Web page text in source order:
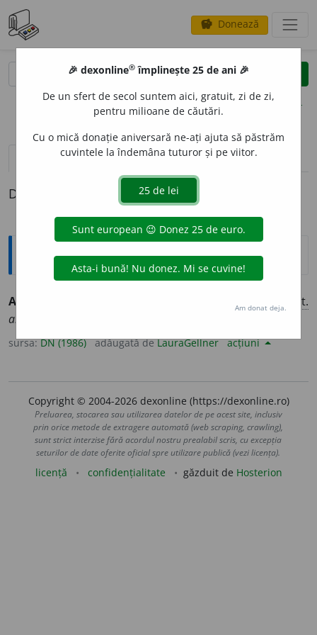
savings Donează
clear
opțiuni
definiții (1)
Definiția cu ID-ul 361903:
Explicative DEX
AMPOLOZIT
it.
ampolozità
sursa:DN (1986) adăugată deLauraGellner acțiuni
Copyright © 2004-2026 dexonline (https://dexonline.ro)
Preluarea, stocarea sau utilizarea datelor de pe acest site, inclusiv
prin orice metode de extragere automată (web scraping, crawling),
sunt strict interzise fără acordul nostru prealabil scris, cu excepția
seturilor de date oferite oficial spre utilizare publică (vezi licența).
licență confidențialitate găzduit de Hosterion
🎉 dexonline® împlinește 25 de ani 🎉
De un sfert de secol suntem aici, gratuit, zi de zi,
pentru milioane de căutări.
Cu o mică donație aniversară ne-ați ajuta să păstrăm
cuvintele la îndemâna tuturor și pe viitor.
Am donat deja.